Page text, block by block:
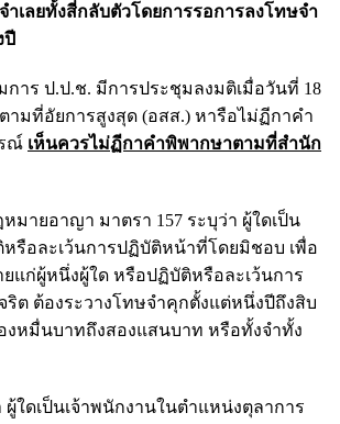
ำเลยทั้งสี่กลับตัวโดยการรอการลงโทษจำ
การ ป.ป.ช. มีการประชุมลงมติเมื่อวันที่ 18
ามที่อัยการสูงสุด (อสส.) หารือไม่ฏีกาคำ
ณ์ เห็นควรไม่ฏีกาคำพิพากษาตามที่สำนัก
มายอาญา มาตรา 157 ระบุว่า ผู้ใดเป็น
หรือละเว้นการปฏิบัติหน้าที่โดยมิชอบ เพื่อ
ยแก่ผู้หนึ่งผู้ใด หรือปฏิบัติหรือละเว้นการ
ต ต้องระวางโทษจำคุกตั้งแต่หนึ่งปีถึงสิบ
งหมื่นบาทถึงสองแสนบาท หรือทั้งจำทั้ง
ผู้ใดเป็นเจ้าพนักงานในตำแหน่งตุลาการ